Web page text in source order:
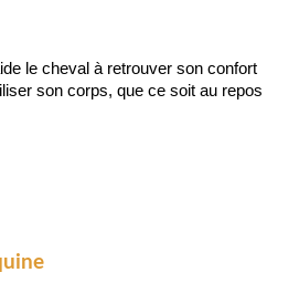
le cheval à retrouver son confort
son corps, que ce soit au repos